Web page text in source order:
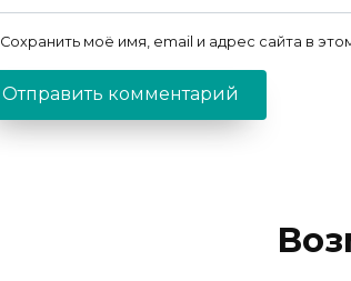
Сохранить моё имя, email и адрес сайта в